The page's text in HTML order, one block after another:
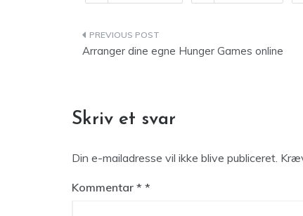
Indlægsnavigation
Arranger dine egne Hunger Games online
Skriv et svar
Din e-mailadresse vil ikke blive publiceret.
Kommentar *